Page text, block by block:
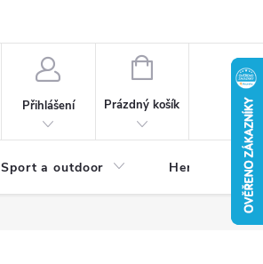
Přihlášení
NÁKUPNÍ
Prázdný košík
Sport a outdoor Herní zóna